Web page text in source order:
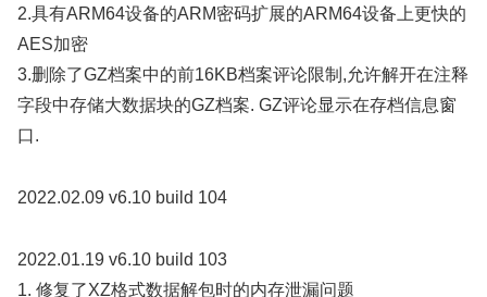
2.具有ARM64设备的ARM密码扩展的ARM64设备上更快的
AES加密
3.删除了GZ档案中的前16KB档案评论限制,允许解开在注释
字段中存储大数据块的GZ档案. GZ评论显示在存档信息窗
口.
2022.02.09 v6.10 build 104
2022.01.19 v6.10 build 103
1. 修复了XZ格式数据解包时的内存泄漏问题